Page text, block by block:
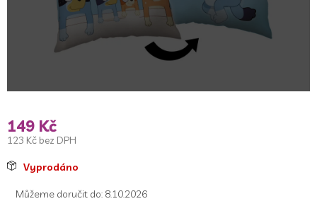
149 Kč
123 Kč bez DPH
Měrná
cena:
Vyprodáno
Můžeme doručit do: 8.10.2026